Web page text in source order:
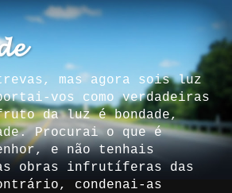
mas agora sois luz
vos como verdadeiras
da luz é bondade,
Procurai o que é
e não tenhais
obras infrutíferas das
condenai-as